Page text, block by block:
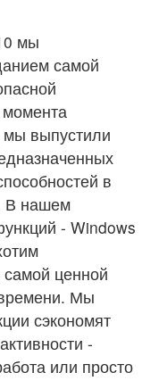
мы
самой
мы выпустили
в
В нашем
- Windows
ценной
Мы
сэкономят
-
или просто